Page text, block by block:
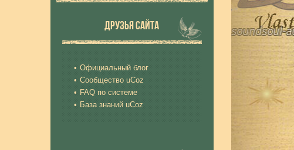
ДРУЗЬЯ САЙТА
Официальный блог
Сообщество uCoz
FAQ по системе
База знаний uCoz